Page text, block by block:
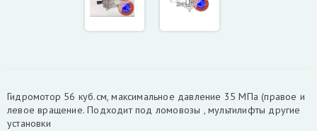
Гидромотор 56 куб.см, максимальное давление 35 МПа (правое и
левое вращение. Подходит под ломовозы , мультилифты другие
установки